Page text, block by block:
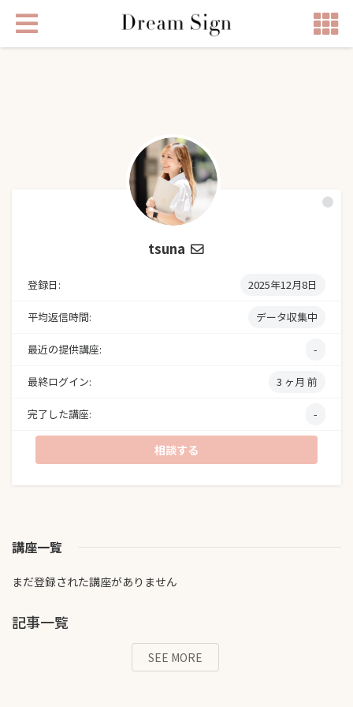
tsuna
登録日: 2025年12月8日
平均返信時間: データ収集中
最近の提供講座: -
最終ログイン: 3 ヶ月 前
完了した講座: -
相談する
講座一覧
まだ登録された講座がありません
記事一覧
SEE MORE